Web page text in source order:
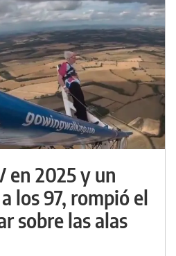
en 2025 y un
los 97, rompió el
sobre las alas